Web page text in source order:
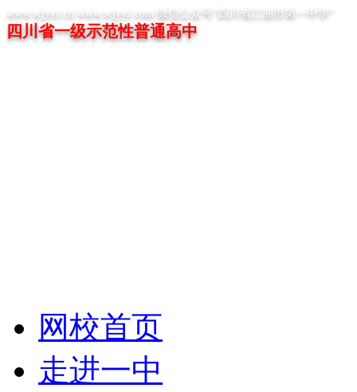
www.scjyyz.cn www.scjyyz.com 微信公众号“四川省江油市第一中学”
四川省一级示范性普通高中
网校首页
走进一中